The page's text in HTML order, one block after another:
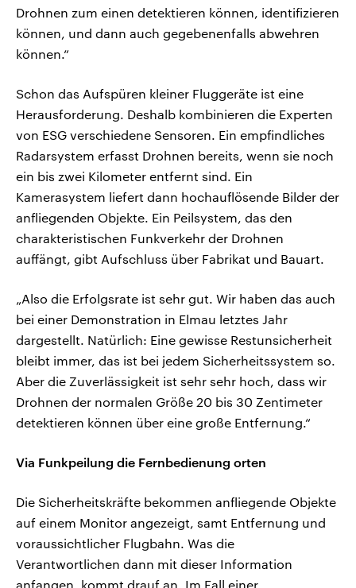
Drohnen zum einen detektieren können, identifizieren
können, und dann auch gegebenenfalls abwehren
können.“
Schon das Aufspüren kleiner Fluggeräte ist eine
Herausforderung. Deshalb kombinieren die Experten
von ESG verschiedene Sensoren. Ein empfindliches
Radarsystem erfasst Drohnen bereits, wenn sie noch
ein bis zwei Kilometer entfernt sind. Ein
Kamerasystem liefert dann hochauflösende Bilder der
anfliegenden Objekte. Ein Peilsystem, das den
charakteristischen Funkverkehr der Drohnen
auffängt, gibt Aufschluss über Fabrikat und Bauart.
„Also die Erfolgsrate ist sehr gut. Wir haben das auch
bei einer Demonstration in Elmau letztes Jahr
dargestellt. Natürlich: Eine gewisse Restunsicherheit
bleibt immer, das ist bei jedem Sicherheitssystem so.
Aber die Zuverlässigkeit ist sehr sehr hoch, dass wir
Drohnen der normalen Größe 20 bis 30 Zentimeter
detektieren können über eine große Entfernung.“
Via Funkpeilung die Fernbedienung orten
Die Sicherheitskräfte bekommen anfliegende Objekte
auf einem Monitor angezeigt, samt Entfernung und
voraussichtlicher Flugbahn. Was die
Verantwortlichen dann mit dieser Information
anfangen, kommt drauf an. Im Fall einer